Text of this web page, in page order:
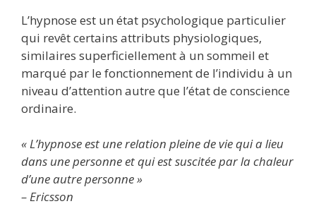
L’hypnose est un état psychologique particulier
qui revêt certains attributs physiologiques,
similaires superficiellement à un sommeil et
marqué par le fonctionnement de l’individu à un
niveau d’attention autre que l’état de conscience
ordinaire.
« L’hypnose est une relation pleine de vie qui a lieu
dans une personne et qui est suscitée par la chaleur
d’une autre personne »
– Ericsson